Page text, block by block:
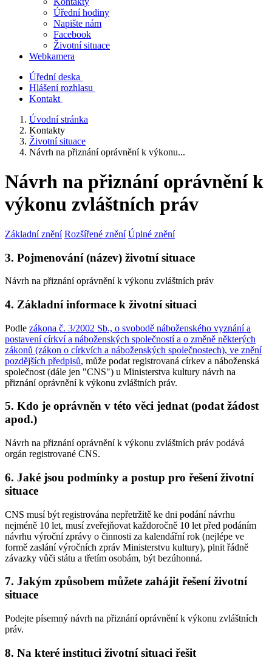
Úřední hodiny
Napište nám
Facebook
Životní situace
Webkamera
Úřední deska
Hlášení rozhlasu
Kontakt
Úvodní stránka
Kontakty
Životní situace
Návrh na přiznání oprávnění k výkonu...
Návrh na přiznání oprávnění k
výkonu zvláštních práv
Základní znění Rozšířené znění Úplné znění
3. Pojmenování (název) životní situace
Návrh na přiznání oprávnění k výkonu zvláštních práv
4. Základní informace k životní situaci
Podle zákona č. 3/2002 Sb., o svobodě náboženského vyznání a
postavení církví a náboženských společností a o změně některých
zákonů (zákon o církvích a náboženských společnostech), ve znění
pozdějších předpisů, může podat registrovaná církev a náboženská
společnost (dále jen "CNS") u Ministerstva kultury návrh na
přiznání oprávnění k výkonu zvláštních práv.
5. Kdo je oprávněn v této věci jednat (podat žádost
apod.)
Návrh na přiznání oprávnění k výkonu zvláštních práv podává
orgán registrované CNS.
6. Jaké jsou podmínky a postup pro řešení životní
situace
CNS musí být registrována nepřetržitě ke dni podání návrhu
nejméně 10 let, musí zveřejňovat každoročně 10 let před podáním
návrhu výroční zprávy o činnosti za kalendářní rok (nejlépe ve
formě zaslání výročních zpráv Ministerstvu kultury), plnit řádně
závazky vůči státu a třetím osobám, být bezúhonná.
7. Jakým způsobem můžete zahájit řešení životní
situace
Podejte písemný návrh na přiznání oprávnění k výkonu zvláštních
práv.
8. Na které instituci životní situaci řešit